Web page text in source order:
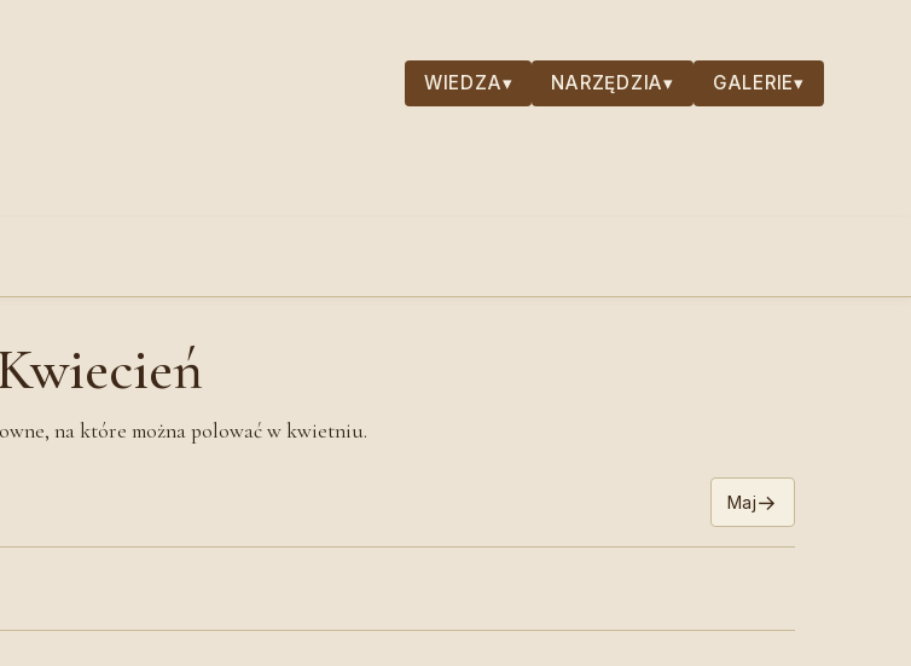
WIEDZA▾ NARZĘDZIA▾ GALERIE▾
na które można polować w kwietniu.
Maj→